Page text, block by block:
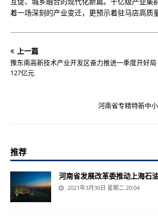
着一场深刻的产业变迁，更预示着驻马店高质
上一篇
豫东南高新技术产业开发区奋力推进一季度开好
127亿元
河南省专精特新中
推荐
河南省发展改革委推动上海石
2021年3月30日 星期二 20:04